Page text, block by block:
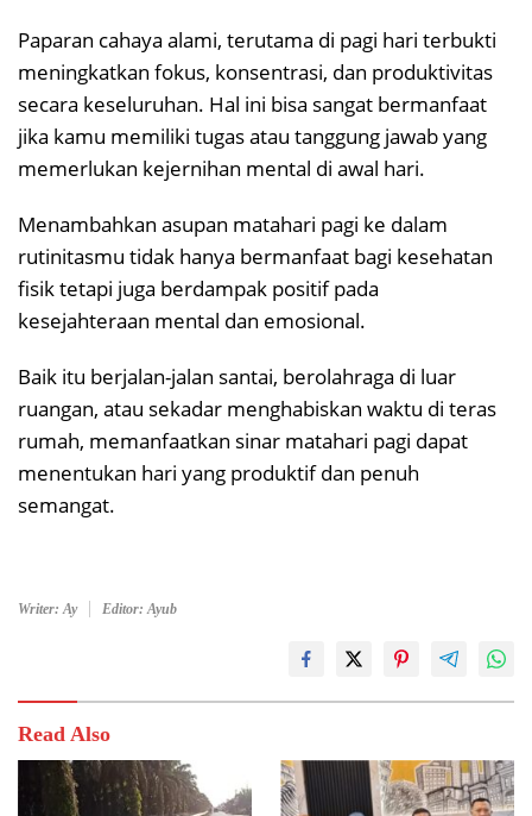
Paparan cahaya alami, terutama di pagi hari terbukti
meningkatkan fokus, konsentrasi, dan produktivitas
secara keseluruhan. Hal ini bisa sangat bermanfaat
jika kamu memiliki tugas atau tanggung jawab yang
memerlukan kejernihan mental di awal hari.
Menambahkan asupan matahari pagi ke dalam
rutinitasmu tidak hanya bermanfaat bagi kesehatan
fisik tetapi juga berdampak positif pada
kesejahteraan mental dan emosional.
Baik itu berjalan-jalan santai, berolahraga di luar
ruangan, atau sekadar menghabiskan waktu di teras
rumah, memanfaatkan sinar matahari pagi dapat
menentukan hari yang produktif dan penuh
semangat.
Writer: Ay Editor: Ayub
Read Also